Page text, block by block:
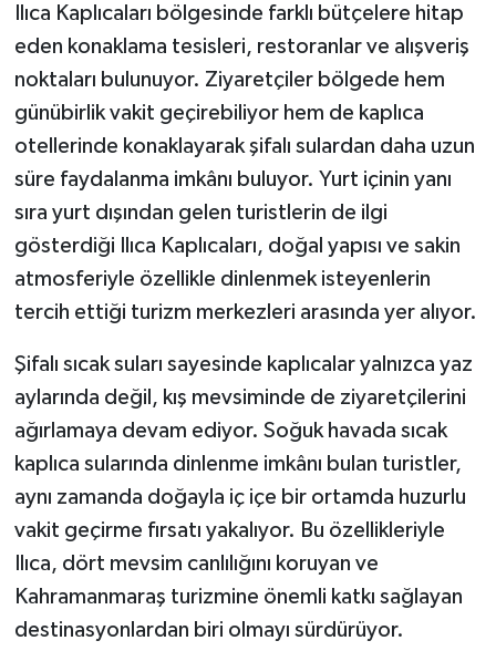
Ilıca Kaplıcaları bölgesinde farklı bütçelere hitap
eden konaklama tesisleri, restoranlar ve alışveriş
noktaları bulunuyor. Ziyaretçiler bölgede hem
günübirlik vakit geçirebiliyor hem de kaplıca
otellerinde konaklayarak şifalı sulardan daha uzun
süre faydalanma imkânı buluyor. Yurt içinin yanı
sıra yurt dışından gelen turistlerin de ilgi
gösterdiği Ilıca Kaplıcaları, doğal yapısı ve sakin
atmosferiyle özellikle dinlenmek isteyenlerin
tercih ettiği turizm merkezleri arasında yer alıyor.
Şifalı sıcak suları sayesinde kaplıcalar yalnızca yaz
aylarında değil, kış mevsiminde de ziyaretçilerini
ağırlamaya devam ediyor. Soğuk havada sıcak
kaplıca sularında dinlenme imkânı bulan turistler,
aynı zamanda doğayla iç içe bir ortamda huzurlu
vakit geçirme fırsatı yakalıyor. Bu özellikleriyle
Ilıca, dört mevsim canlılığını koruyan ve
Kahramanmaraş turizmine önemli katkı sağlayan
destinasyonlardan biri olmayı sürdürüyor.